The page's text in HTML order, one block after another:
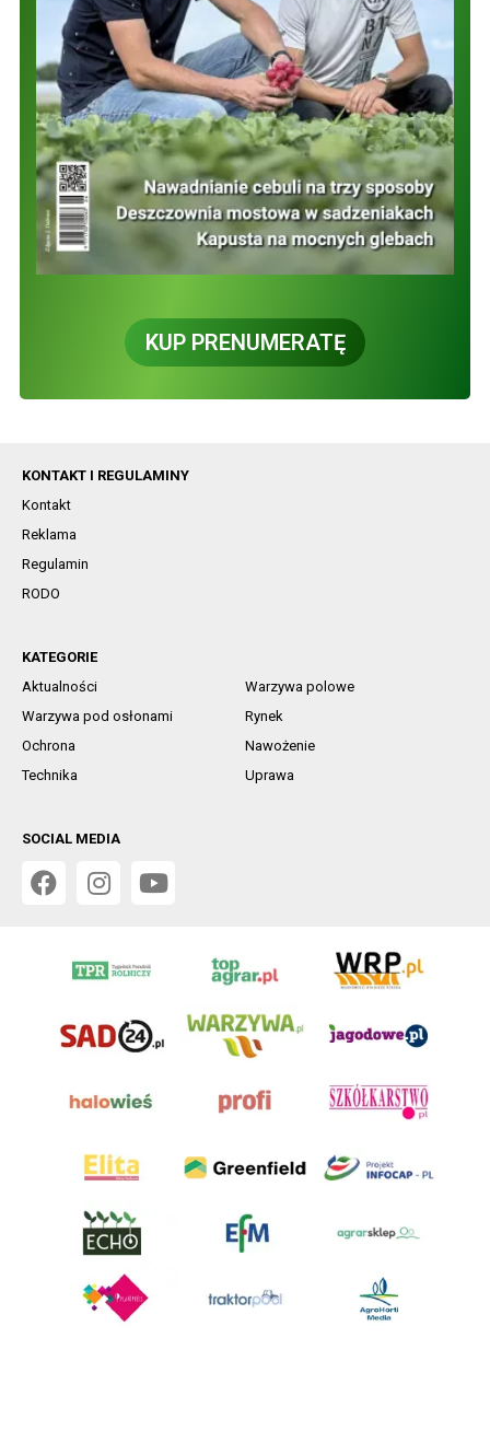
KUP PRENUMERATĘ
KONTAKT I REGULAMINY
Kontakt
Reklama
Regulamin
RODO
KATEGORIE
Aktualności
Warzywa polowe
Warzywa pod osłonami
Rynek
Ochrona
Nawożenie
Technika
Uprawa
SOCIAL MEDIA